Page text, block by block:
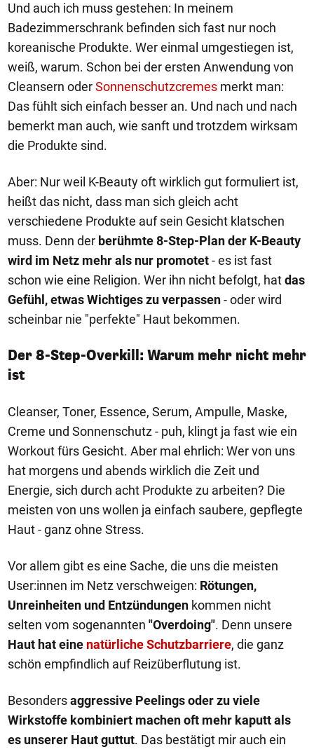
Und auch ich muss gestehen: In meinem
Badezimmerschrank befinden sich fast nur noch
koreanische Produkte. Wer einmal umgestiegen ist,
weiß, warum. Schon bei der ersten Anwendung von
Cleansern oderSonnenschutzcremes merkt man:
Das fühlt sich einfach besser an. Und nach und nach
bemerkt man auch, wie sanft und trotzdem wirksam
die Produkte sind.
Aber: Nur weil K-Beauty oft wirklich gut formuliert ist,
heißt das nicht, dass man sich gleich acht
verschiedene Produkte auf sein Gesicht klatschen
muss. Denn der berühmte 8-Step-Plan der K-Beauty
wird im Netz mehr als nur promotet- es ist fast
schon wie eine Religion. Wer ihn nicht befolgt, hatdas
Gefühl, etwas Wichtiges zu verpassen- oder wird
scheinbar nie "perfekte" Haut bekommen.
Der 8-Step-Overkill: Warum mehr nicht mehr
ist
Cleanser, Toner, Essence, Serum, Ampulle, Maske,
Creme und Sonnenschutz - puh, klingt ja fast wie ein
Workout fürs Gesicht. Aber mal ehrlich: Wer von uns
hat morgens und abends wirklich die Zeit und
Energie, sich durch acht Produkte zu arbeiten? Die
meisten von uns wollen ja einfach saubere, gepflegte
Haut - ganz ohne Stress.
Vor allem gibt es eine Sache, die uns die meisten
User:innen im Netz verschweigen: Rötungen,
Unreinheiten und Entzündungen kommen nicht
selten vom sogenannten "Overdoing". Denn unsere
Haut hat eine natürliche Schutzbarriere, die ganz
schön empfindlich auf Reizüberflutung ist.
Besondersaggressive Peelings oder zu viele
Wirkstoffe kombiniert machen oft mehr kaputt als
es unserer Haut guttut. Das bestätigt mir auch ein